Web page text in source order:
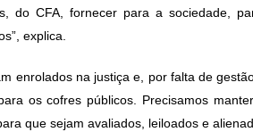
do CFA, fornecer para a sociedade,
explica.
enrolados na justiça e, por falta de
os cofres públicos. Precisamos
que sejam avaliados, leiloados e